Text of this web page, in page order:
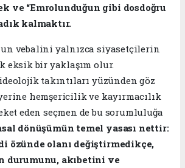
ve “Emrolunduğun gibi dosdoğru
kalmaktır.
vebalini yalnızca siyasetçilerin
eksik bir yaklaşım olur.
takıntıları yüzünden göz
hemşericilik ve kayırmacılık
eden seçmen de bu sorumluluğa
dönüşümün temel yasası nettir:
özünde olanı değiştirmedikçe,
durumunu, akıbetini ve